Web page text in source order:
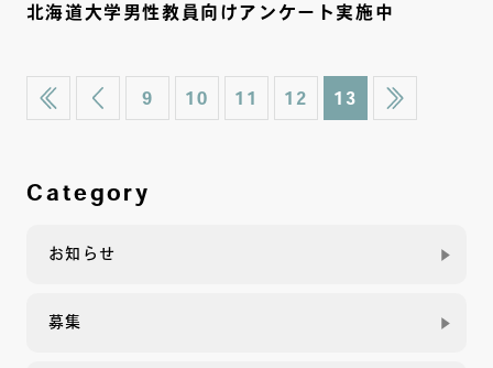
北海道大学男性教員向けアンケート実施中
9 10 11 12 13
Category
お知らせ
募集